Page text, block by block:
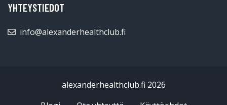
YHTEYSTIEDOT
info@alexanderhealthclub.fi
alexanderhealthclub.fi 2026